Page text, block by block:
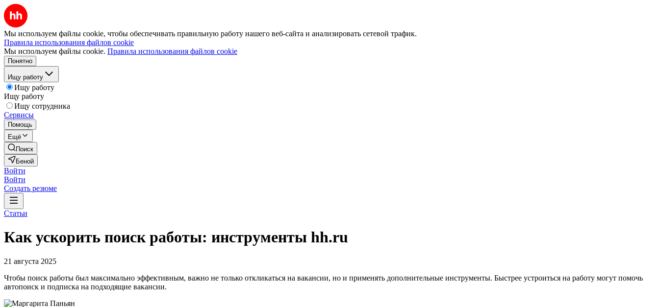
Мы используем файлы cookie, чтобы обеспечивать правильную работу нашего веб-сайта и анализировать сетевой трафик.
Правила использования файлов cookie
Мы используем файлы cookie. Правила использования файлов cookie
Понятно
Ищу работу
Ищу работу
Ищу работу
Ищу сотрудника
Сервисы
Помощь
Ещё
Поиск
Беной
Войти
Войти
Создать резюме
Статьи
Как ускорить поиск работы: инструменты hh.ru
21 августа 2025
Чтобы поиск работы был максимально эффективным, важно не только откликаться на вакансии, но и применять дополнительные инструменты. Быстрее устроиться на работу могут помочь
автопоиск и подписка на подходящие вакансии.